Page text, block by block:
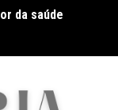
da saúde